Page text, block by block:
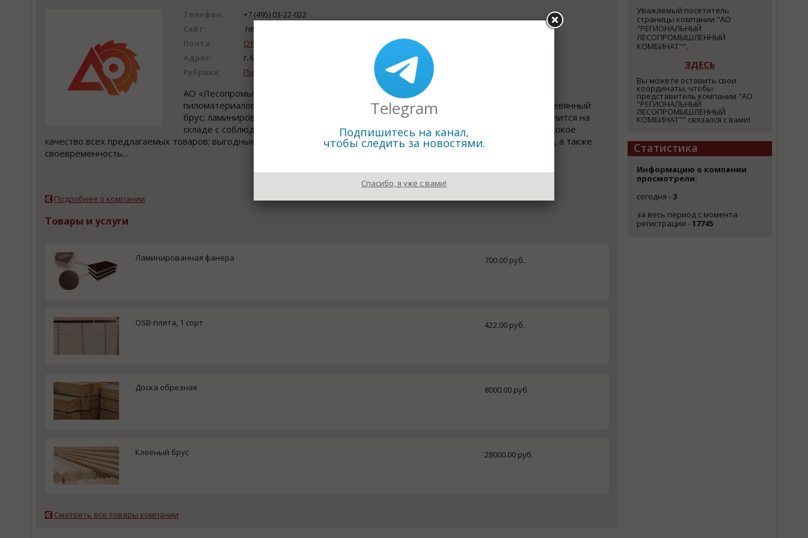
Телефон:
+7 (495) 03-22-022
Сайт:
https://aorlk.ru
Почта:
Отправить письмо
Адрес:
г. Москва, Путевой пр. 13
Рубрика:
Пиломатериалы
АО «Лесопромышленный комбинат» уже несколько лет занимается производством
пиломатериалов, таких как: клеёный брус; плита OSB; оцилиндрованное бревно; деревянный
брус; ламинированная фанера; обрезная и строганная доска. Готовая продукция хранится на
складе с соблюдением всех норм и стандартов. Преимущества нашей компании: высокое
качество всех предлагаемых товаров; выгодные условия сотрудничества; удобный сервис; гибкая ценовая политика, а также
своевременность...
Подробнее о компании
Товары и услуги
Ламинированная фанера 700.00 руб.
OSB-плита, 1 сорт 422.00 руб.
Доска обрезная 8000.00 руб.
Клеёный брус 28000.00 руб.
Смотреть все товары компании
Уважаемый посетитель
страницы компании "АО
"РЕГИОНАЛЬНЫЙ
ЛЕСОПРОМЫШЛЕННЫЙ
КОМБИНАТ"",
ЗДЕСЬ
Вы можете оставить свои
координаты, чтобы
представитель компании "АО
"РЕГИОНАЛЬНЫЙ
ЛЕСОПРОМЫШЛЕННЫЙ
КОМБИНАТ"" связался с вами!
Статистика
Информацию о компании
просмотрели:
сегодня -3
за весь период с момента
регистрации -17745
Telegram
Подпишитесь на канал,
чтобы следить за новостями.
Спасибо, я уже с вами!